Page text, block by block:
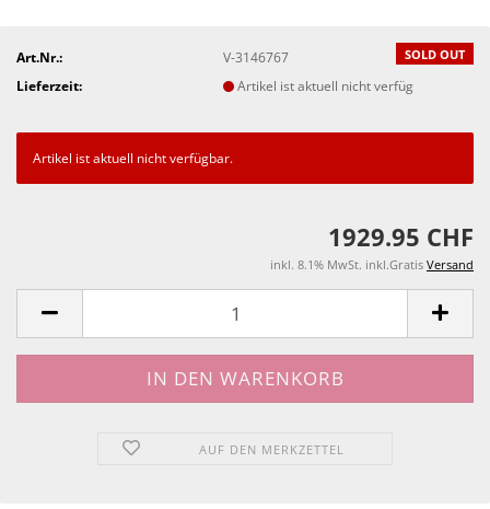
SOLD OUT
Art.Nr.:
V-3146767
Lieferzeit:
Artikel ist aktuell nicht verfüg
Artikel ist aktuell nicht verfügbar.
1929.95 CHF
inkl. 8.1% MwSt. inkl.Gratis Versand
AUF DEN MERKZETTEL